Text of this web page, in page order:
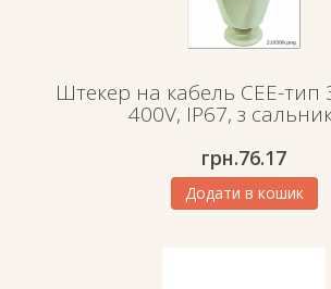
Штекер на кабель СЕЕ-тип
400V, IP67, з
грн.76.17
Додати в кошик